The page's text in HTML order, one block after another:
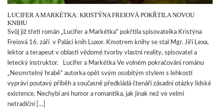
LUCIFER A MARKÉTKA: KRISTÝNA FREIOVÁ POKŘTILA NOVOU
KNIHU
Svůj již třetí román „Lucifer a Markétka“ pokřtila spisovatelka Kristýna
Freiová 16. září v Paláci knih Luxor. Kmotrem knihy se stal Mgr. Jiří Lexa,
lektor a terapeut v oblasti vědomé tvorby vlastní reality, spisovatel a
letecký instruktor. Lucifer a Markétka Ve volném pokračování románu
„Nesmrtelný hrabě“ autorka opět svým osobitým stylem s lehkostí
vypráví poutavý příběh a současně předkládá čtenáři zásadní otázky lidské
existence. Nechybí ani humor a romantika, jak jinak než ve velmi
netradiční […]